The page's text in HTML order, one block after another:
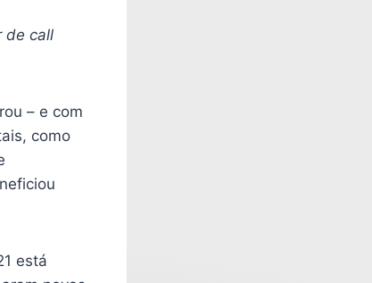
de call
– e com
como
está